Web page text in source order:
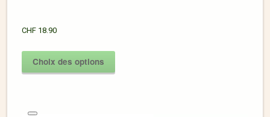
CHF 18.90
Choix des options